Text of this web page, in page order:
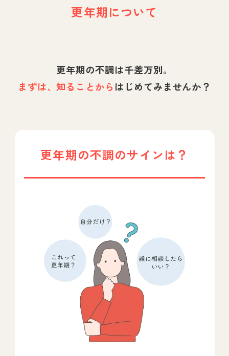
更年期について
更年期の不調は千差万別。
まずは、知ることからはじめてみませんか？
更年期の不調のサインは？